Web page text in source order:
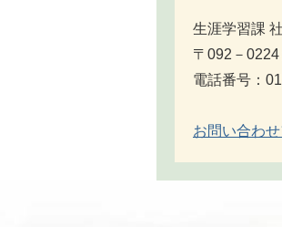
生涯学習課
〒092－
電話番号：
お問い合わ